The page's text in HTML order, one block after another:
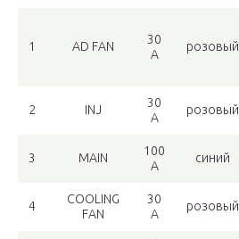
1 AD FAN
30
A
розовый
2 INJ
30
A
розовый
3 MAIN
100
A
синий
4
COOLING
FAN
30
A
розовый